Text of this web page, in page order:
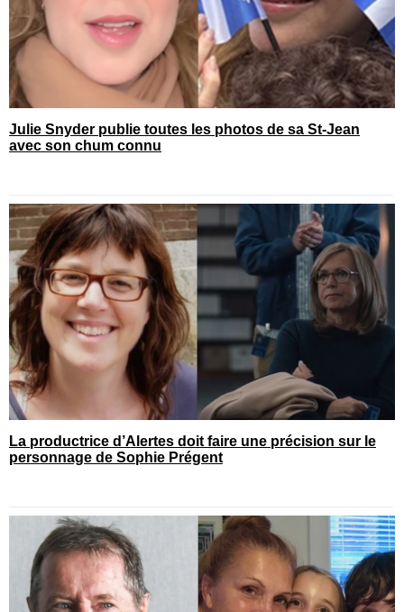
Julie Snyder publie toutes les photos de sa St-Jean
avec son chum connu
La productrice d’Alertes doit faire une précision sur le
personnage de Sophie Prégent